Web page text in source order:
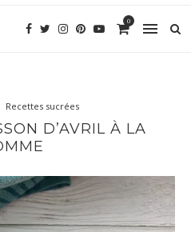
0
Recettes sucrées
D’AVRIL À LA